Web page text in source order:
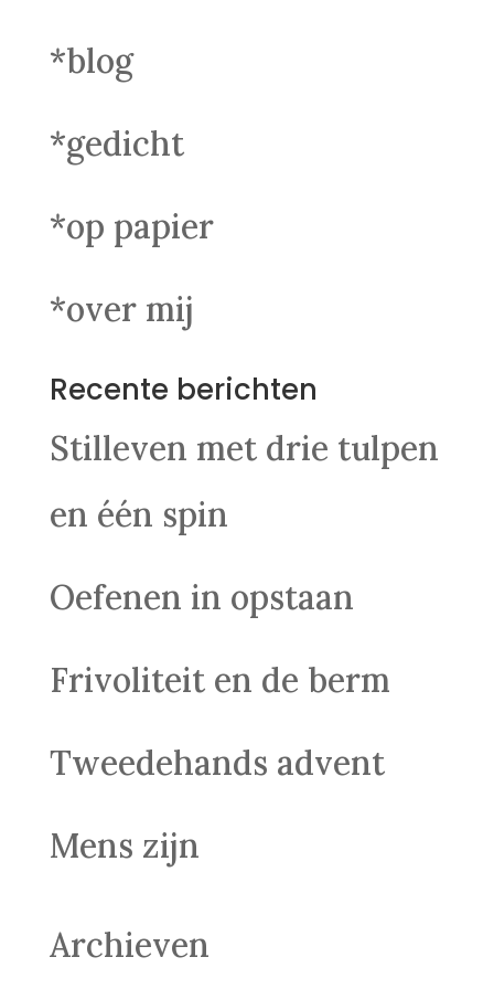
*blog
*gedicht
*op papier
*over mij
Recente berichten
Stilleven met drie tulpen
en één spin
Oefenen in opstaan
Frivoliteit en de berm
Tweedehands advent
Mens zijn
Archieven